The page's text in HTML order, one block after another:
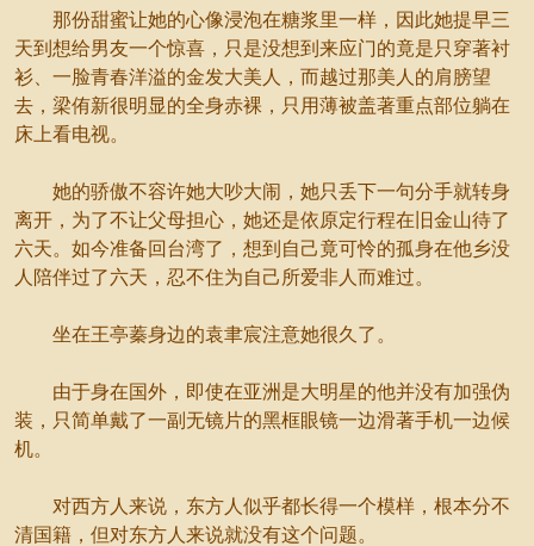
那份甜蜜让她的心像浸泡在糖浆里一样，因此她提早三
天到想给男友一个惊喜，只是没想到来应门的竟是只穿著衬
衫、一脸青春洋溢的金发大美人，而越过那美人的肩膀望
去，梁侑新很明显的全身赤裸，只用薄被盖著重点部位躺在
床上看电视。
她的骄傲不容许她大吵大闹，她只丢下一句分手就转身
离开，为了不让父母担心，她还是依原定行程在旧金山待了
六天。如今准备回台湾了，想到自己竟可怜的孤身在他乡没
人陪伴过了六天，忍不住为自己所爱非人而难过。
坐在王亭蓁身边的袁聿宸注意她很久了。
由于身在国外，即使在亚洲是大明星的他并没有加强伪
装，只简单戴了一副无镜片的黑框眼镜一边滑著手机一边候
机。
对西方人来说，东方人似乎都长得一个模样，根本分不
清国籍，但对东方人来说就没有这个问题。